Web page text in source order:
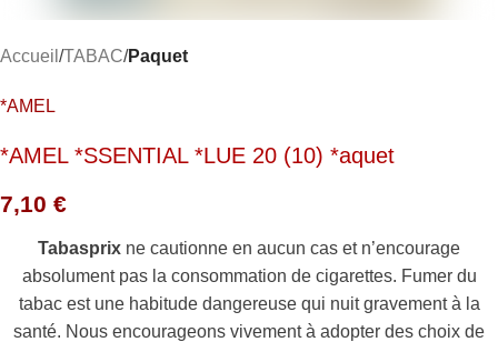
Accueil TABAC Paquet
*AMEL
*AMEL *SSENTIAL *LUE 20 (10) *aquet
7,10 €
Tabasprix ne cautionne en aucun cas et n’encourage
absolument pas la consommation de cigarettes. Fumer du
tabac est une habitude dangereuse qui nuit gravement à la
santé. Nous encourageons vivement à adopter des choix de